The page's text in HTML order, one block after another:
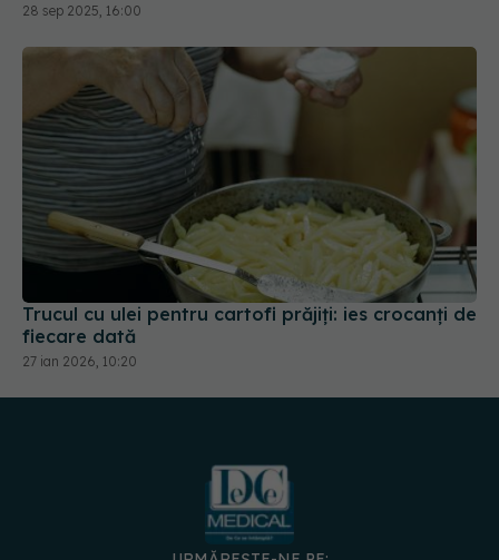
28 sep 2025, 16:00
Trucul cu ulei pentru cartofi prăjiți: ies crocanți de
fiecare dată
27 ian 2026, 10:20